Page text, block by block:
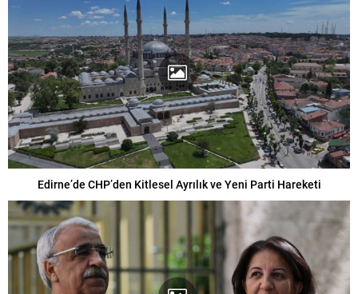
Edirne’de CHP’den Kitlesel Ayrılık ve Yeni Parti Hareketi